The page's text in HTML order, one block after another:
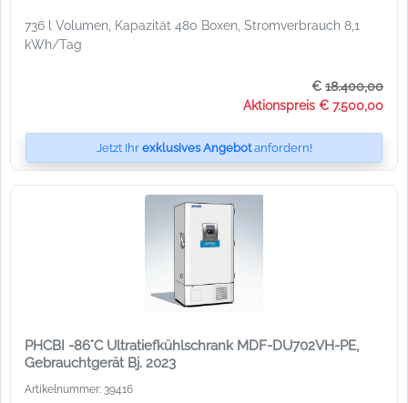
736 l Volumen, Kapazität 480 Boxen, Stromverbrauch 8,1
kWh/Tag
€ 18.400,00
Aktionspreis € 7.500,00
Jetzt Ihr exklusives Angebotanfordern!
PHCBI -86°C Ultratiefkühlschrank MDF-DU702VH-PE,
Gebrauchtgerät Bj. 2023
Artikelnummer: 39416